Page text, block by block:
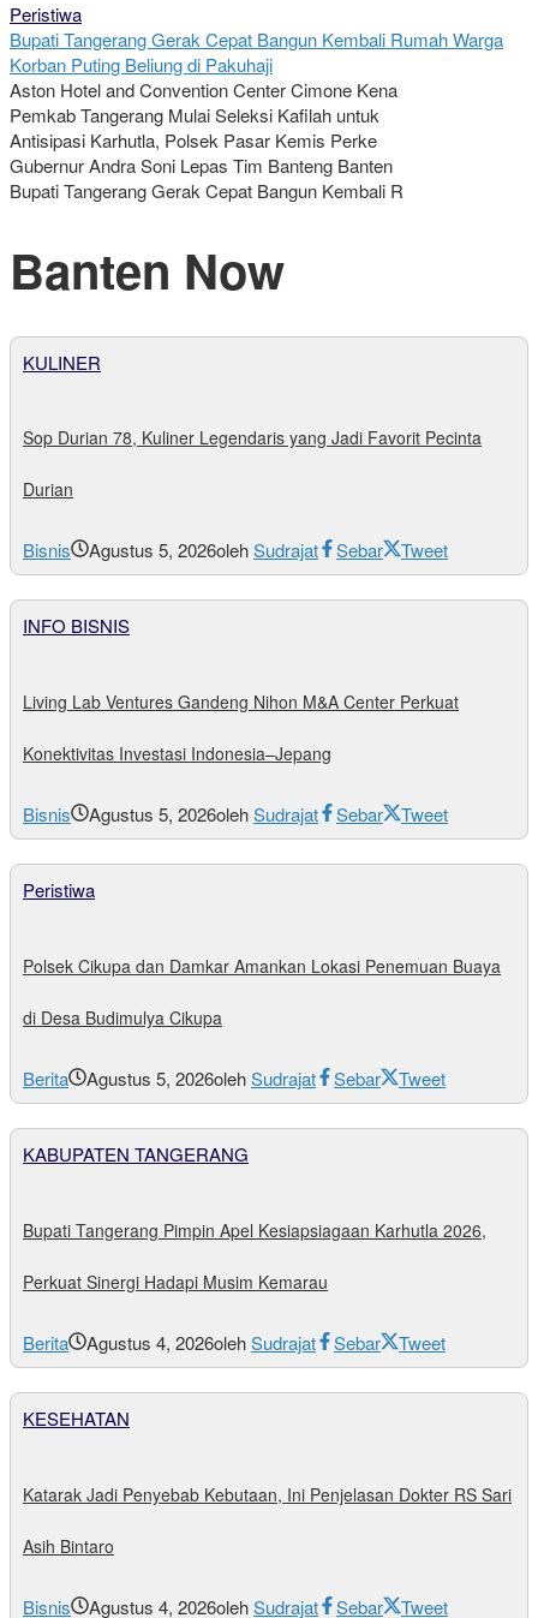
Peristiwa
Bupati Tangerang Gerak Cepat Bangun Kembali Rumah Warga
Korban Puting Beliung di Pakuhaji
Aston Hotel and Convention Center Cimone Kena
Pemkab Tangerang Mulai Seleksi Kafilah untuk
Antisipasi Karhutla, Polsek Pasar Kemis Perke
Gubernur Andra Soni Lepas Tim Banteng Banten
Bupati Tangerang Gerak Cepat Bangun Kembali R
Banten Now
KULINER
Sop Durian 78, Kuliner Legendaris yang Jadi Favorit Pecinta
Durian
Bisnis Agustus 5, 2026olehSudrajat Sebar Tweet
INFO BISNIS
Living Lab Ventures Gandeng Nihon M&A Center Perkuat
Konektivitas Investasi Indonesia–Jepang
Bisnis Agustus 5, 2026olehSudrajat Sebar Tweet
Peristiwa
Polsek Cikupa dan Damkar Amankan Lokasi Penemuan Buaya
di Desa Budimulya Cikupa
Berita Agustus 5, 2026olehSudrajat Sebar Tweet
KABUPATEN TANGERANG
Bupati Tangerang Pimpin Apel Kesiapsiagaan Karhutla 2026,
Perkuat Sinergi Hadapi Musim Kemarau
Berita Agustus 4, 2026olehSudrajat Sebar Tweet
KESEHATAN
Katarak Jadi Penyebab Kebutaan, Ini Penjelasan Dokter RS Sari
Asih Bintaro
Bisnis Agustus 4, 2026olehSudrajat Sebar Tweet